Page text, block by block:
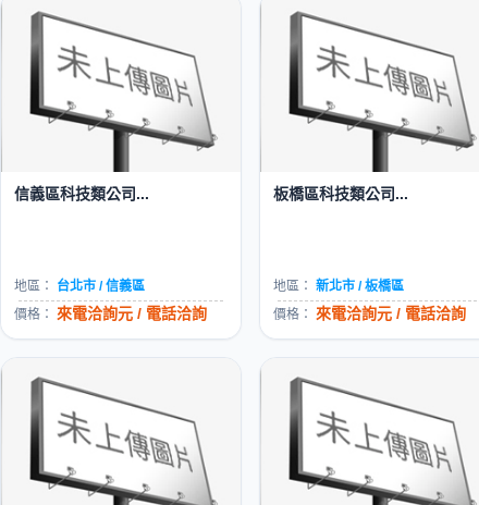
信義區科技類公司...
地區：
台北市 / 信義區
價格： 來電洽詢元 / 電話洽詢
板橋區科技類公司...
地區： 新北市 / 板橋區
價格： 來電洽詢元 / 電話洽詢